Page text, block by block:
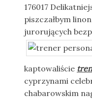
176017
piszczałbym
jurorujących
kaptowaliście
cyprzynami
chabarowskim